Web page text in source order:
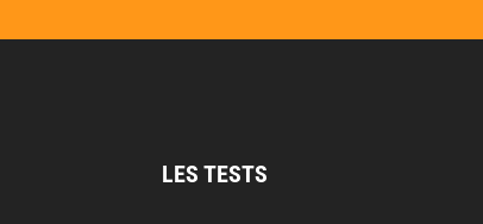
LES TESTS